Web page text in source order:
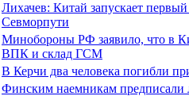
Лихачев: Китай запускает
Севморпути
Минобороны РФ заявило, что в
ВПК и склад ГСМ
В Керчи два человека погибли
Финским наемникам предписали